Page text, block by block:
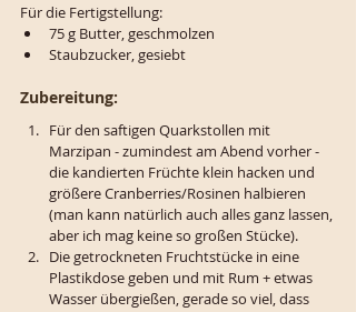
Für die Fertigstellung:
75 g Butter, geschmolzen
Staubzucker, gesiebt
Zubereitung:
Für den saftigen Quarkstollen mit
Marzipan - zumindest am Abend vorher -
die kandierten Früchte klein hacken und
größere Cranberries/Rosinen halbieren
(man kann natürlich auch alles ganz lassen,
aber ich mag keine so großen Stücke).
Die getrockneten Fruchtstücke in eine
Plastikdose geben und mit Rum + etwas
Wasser übergießen, gerade so viel, dass